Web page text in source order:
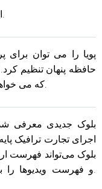
اکنون می توان فیلم ها را از FHG ایجاد کرد.
حافظه پنهان تنظیم
که می خواهند ترافیک شرکا را دریافت و پردازش کنند.
بلوک جدیدی معرفی
اجرای تجارت ترافیک
بلوک می‌تواند فهرست
و فهرست ویدیوها را